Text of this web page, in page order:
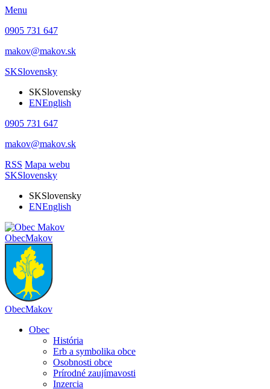
Menu
0905 731 647
makov@makov.sk
SKSlovensky
SKSlovensky
ENEnglish
0905 731 647
makov@makov.sk
RSS Mapa webu
SKSlovensky
SKSlovensky
ENEnglish
ObecMakov
ObecMakov
Obec
História
Erb a symbolika obce
Osobnosti obce
Prírodné zaujímavosti
Inzercia